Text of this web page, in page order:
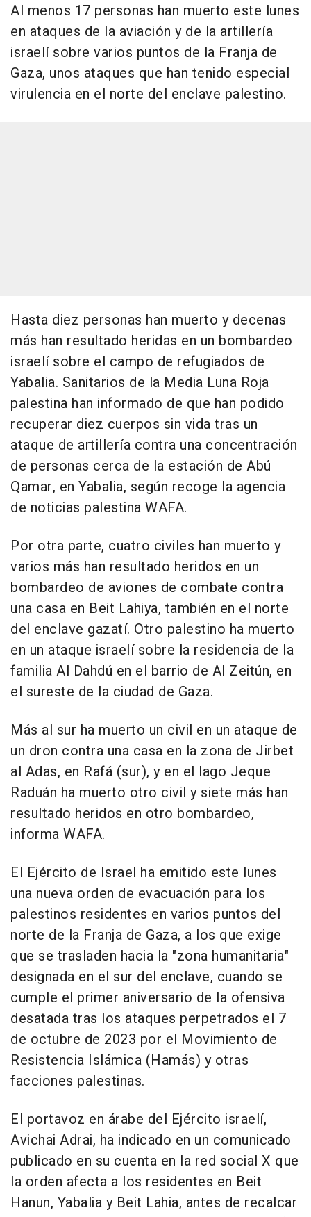
Al menos 17 personas han muerto este lunes
en ataques de la aviación y de la artillería
israelí sobre varios puntos de la Franja de
Gaza, unos ataques que han tenido especial
virulencia en el norte del enclave palestino.
Hasta diez personas han muerto y decenas
más han resultado heridas en un bombardeo
israelí sobre el campo de refugiados de
Yabalia. Sanitarios de la Media Luna Roja
palestina han informado de que han podido
recuperar diez cuerpos sin vida tras un
ataque de artillería contra una concentración
de personas cerca de la estación de Abú
Qamar, en Yabalia, según recoge la agencia
de noticias palestina WAFA.
Por otra parte, cuatro civiles han muerto y
varios más han resultado heridos en un
bombardeo de aviones de combate contra
una casa en Beit Lahiya, también en el norte
del enclave gazatí. Otro palestino ha muerto
en un ataque israelí sobre la residencia de la
familia Al Dahdú en el barrio de Al Zeitún, en
el sureste de la ciudad de Gaza.
Más al sur ha muerto un civil en un ataque de
un dron contra una casa en la zona de Jirbet
al Adas, en Rafá (sur), y en el lago Jeque
Raduán ha muerto otro civil y siete más han
resultado heridos en otro bombardeo,
informa WAFA.
El Ejército de Israel ha emitido este lunes
una nueva orden de evacuación para los
palestinos residentes en varios puntos del
norte de la Franja de Gaza, a los que exige
que se trasladen hacia la "zona humanitaria"
designada en el sur del enclave, cuando se
cumple el primer aniversario de la ofensiva
desatada tras los ataques perpetrados el 7
de octubre de 2023 por el Movimiento de
Resistencia Islámica (Hamás) y otras
facciones palestinas.
El portavoz en árabe del Ejército israelí,
Avichai Adrai, ha indicado en un comunicado
publicado en su cuenta en la red social X que
la orden afecta a los residentes en Beit
Hanun, Yabalia y Beit Lahia, antes de recalcar